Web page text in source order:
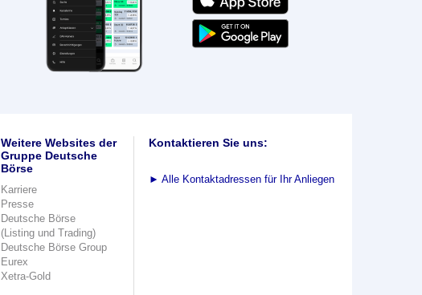
Weitere Websites der
Gruppe Deutsche
Börse
Karriere
Presse
Deutsche Börse
(Listing und Trading)
Deutsche Börse Group
Eurex
Xetra-Gold
Kontaktieren Sie uns:
► Alle Kontaktadressen für Ihr Anliegen